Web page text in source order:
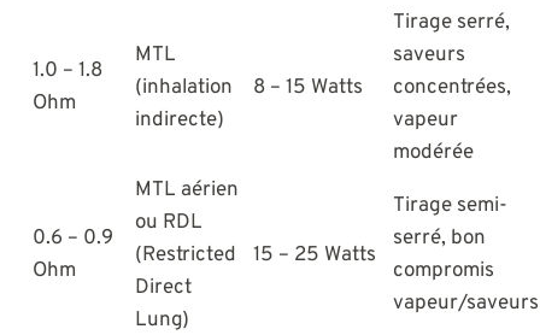
1.0 – 1.8
Ohm
MTL
(inhalation
indirecte)
8 – 15 Watts
Tirage serré,
saveurs
concentrées,
vapeur
modérée
0.6 – 0.9
Ohm
MTL aérien
ou RDL
(Restricted
Direct
Lung)
15 – 25 Watts
Tirage semi-
serré, bon
compromis
vapeur/saveurs